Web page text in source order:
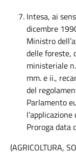
Intesa, ai
dicembre
Ministro
delle foreste,
ministeriale
mm. e ii.,
del
Parlamento
Proroga data
(AGRICOLTURA,